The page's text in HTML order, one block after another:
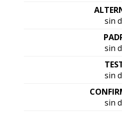
sin
sin
sin
sin